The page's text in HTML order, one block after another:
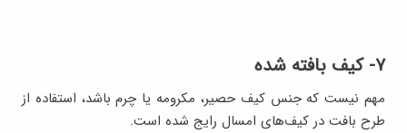
۷- کیف‌ بافته شده
مهم نیست که جنس کیف حصیر، مکرومه یا چرم باشد، استفاده از
طرح بافت در کیف‌های امسال رایج شده است.